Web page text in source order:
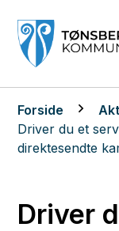
Du er her:
Forside
Driver du et
direktesendte
Driver